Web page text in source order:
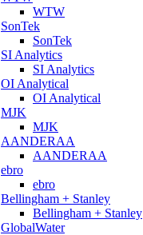
WTW
SonTek
SonTek
SI Analytics
SI Analytics
OI Analytical
OI Analytical
MJK
MJK
AANDERAA
AANDERAA
ebro
ebro
Bellingham + Stanley
Bellingham + Stanley
GlobalWater